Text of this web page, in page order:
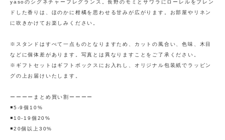
yasoのシグネチャーフレグランス。長野のモミとサワラにローレルをブレン
ドした香りは、ほのかに柑橘を思わせる甘みが広がります。お部屋やリネン
に吹きかけてお楽しみください。
※スタンドはすべて一点ものとなりますため、カットの風合い、色味、木目
などに個体差があります。写真とは異なりますことをご了承ください。
※ギフトセットはギフトボックスにお入れし、オリジナル包装紙でラッピン
グの上お届けいたします。
ーーーーまとめ買い割ーーーー
◾️5-9個10%
◾️10-19個20%
◾️20個以上30%